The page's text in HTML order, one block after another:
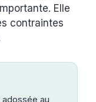
Elle
contraintes
au